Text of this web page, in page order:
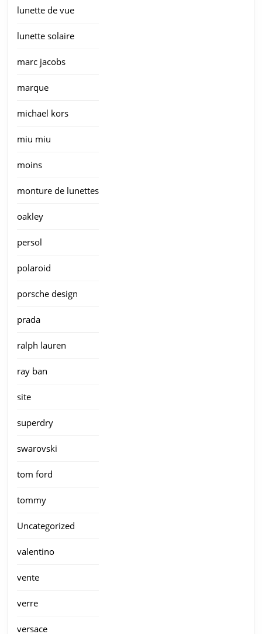
lunette de vue
lunette solaire
marc jacobs
marque
michael kors
miu miu
moins
monture de lunettes
oakley
persol
polaroid
porsche design
prada
ralph lauren
ray ban
site
superdry
swarovski
tom ford
tommy
Uncategorized
valentino
vente
verre
versace